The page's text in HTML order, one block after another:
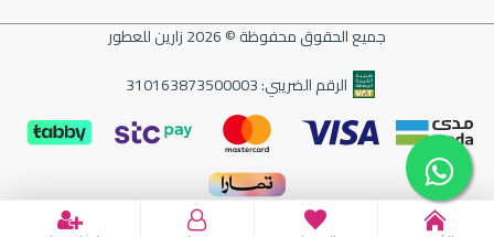
جميع الحقوق محفوظة © 2026 زارين للعطور
الرقم الضريبي: 310163873500003